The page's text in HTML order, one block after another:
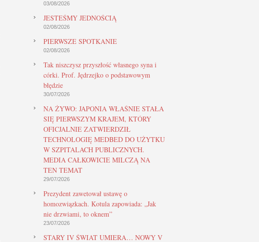
03/08/2026
JESTEŚMY JEDNOŚCIĄ
02/08/2026
PIERWSZE SPOTKANIE
02/08/2026
Tak niszczysz przyszłość własnego syna i
córki. Prof. Jędrzejko o podstawowym
błędzie
30/07/2026
NA ŻYWO: JAPONIA WŁAŚNIE STAŁA
SIĘ PIERWSZYM KRAJEM, KTÓRY
OFICJALNIE ZATWIERDZIŁ
TECHNOLOGIĘ MEDBED DO UŻYTKU
W SZPITALACH PUBLICZNYCH.
MEDIA CAŁKOWICIE MILCZĄ NA
TEN TEMAT
29/07/2026
Prezydent zawetował ustawę o
homozwiązkach. Kotula zapowiada: „Jak
nie drzwiami, to oknem”
23/07/2026
STARY IV ŚWIAT UMIERA… NOWY V